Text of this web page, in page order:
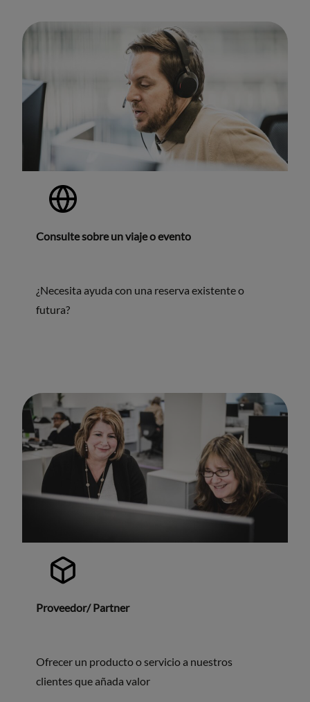
Consulte sobre un viaje o evento
¿Necesita ayuda con una reserva existente o
futura?
Proveedor/ Partner
Ofrecer un producto o servicio a nuestros
clientes que añada valor